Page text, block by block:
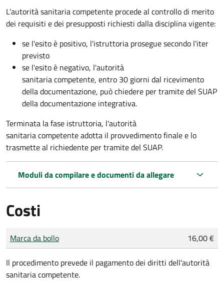
L’autorità sanitaria competente procede al controllo di merito
dei requisiti e dei presupposti richiesti dalla disciplina vigente:
se l'esito è positivo, l'istruttoria prosegue secondo l'iter
previsto
se l'esito è negativo, l'autorità
sanitaria competente, entro 30 giorni dal ricevimento
della documentazione, può chiedere per tramite del SUAP
della documentazione integrativa.
Terminata la fase istruttoria, l'autorità
sanitaria competente adotta il provvedimento finale e lo
trasmette al richiedente per tramite del SUAP.
Moduli da compilare e documenti da allegare
Costi
Tipo di pagamento
Importo
Marca da bollo 16,00 €
Il procedimento prevede il pagamento dei diritti dell'autorità
sanitaria competente.